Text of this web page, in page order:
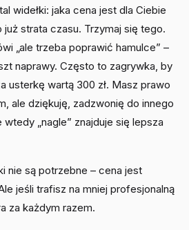
widełki: jaka cena jest dla Ciebie
strata czasu. Trzymaj się tego.
„ale trzeba poprawić hamulce” –
naprawy. Często to zagrywka, by
usterkę wartą 300 zł. Masz prawo
ale dziękuję, zadzwonię do innego
wtedy „nagle” znajduje się lepsza
nie są potrzebne – cena jest
jeśli trafisz na mniej profesjonalną
za każdym razem.